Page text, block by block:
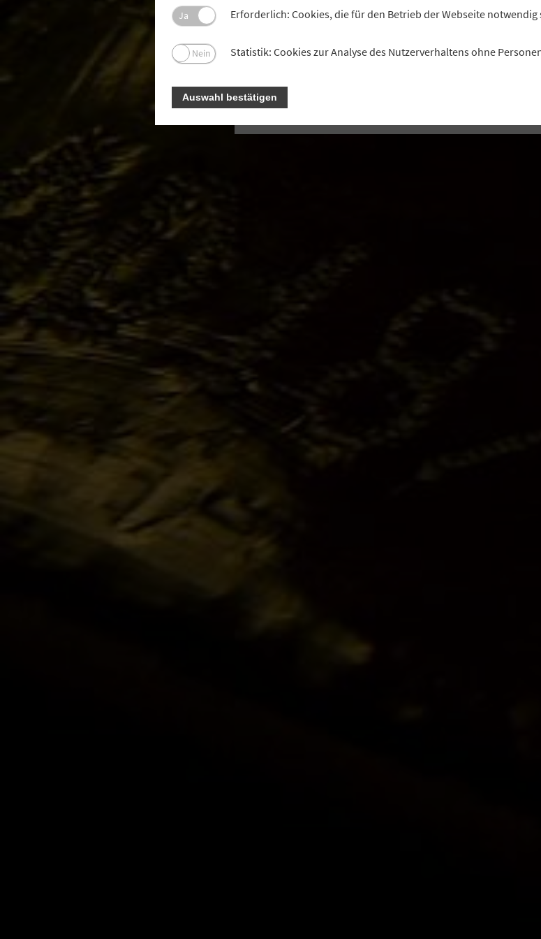
Kunden zum ersten Mal Barren und Münzen
Ja Erforderlich: Cookies, die für den Betrieb der Webseite notwendig
Nein Statistik: Cookies zur Analyse des Nutzerverhaltens ohne
Auswahl bestätigen